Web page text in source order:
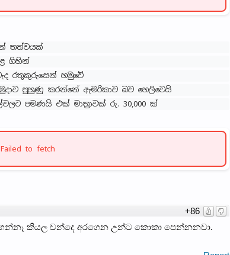
තත්වයක්
ගිහින්
රතුකුරුසෙන් හමුවේ
පුහුණු කරන්නේ ඇමරිකාව බව හෙලිවෙයි
පමණයි එක් මාත්‍රාවක් රු. 30,000 ක්
to fetch
+86
කියල චන්දෙ අරගෙන උන්ට කොකා පෙන්නනවා.